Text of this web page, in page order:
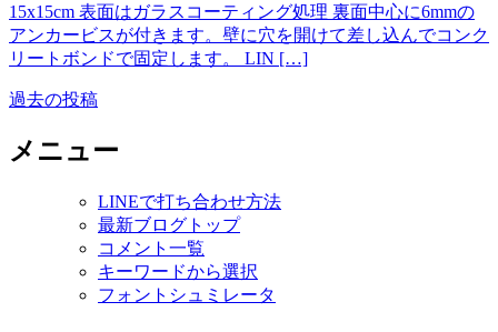
15x15cm 表面はガラスコーティング処理 裏面中心に6mmの
アンカービスが付きます。壁に穴を開けて差し込んでコンク
リートボンドで固定します。 LIN […]
投
稿
過去の投稿
メニュー
LINEで打ち合わせ方法
最新ブログトップ
コメント一覧
キーワードから選択
フォントシュミレータ